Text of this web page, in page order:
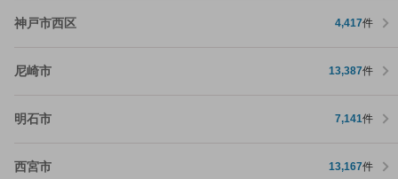
神戸市西区 4,417件
尼崎市 13,387件
明石市 7,141件
西宮市 13,167件